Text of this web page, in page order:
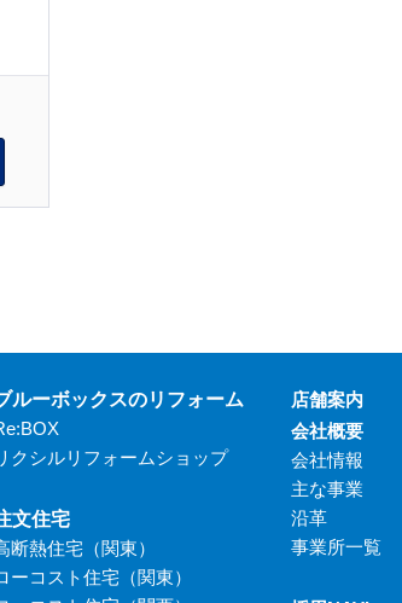
ルーボックスのリフォーム
クシルリフォームショップ
文住宅
断熱住宅（関東）
ーコスト住宅（関東）
店舗案内
会社概要
会社情報
主な事業
沿革
事業所一覧